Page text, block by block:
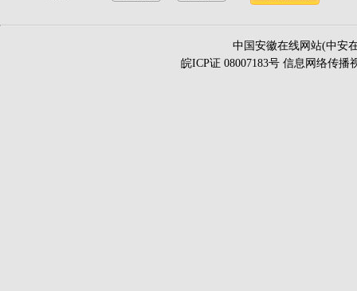
中国安徽在线网站(中安
皖ICP证 08007183号 信息网络传播